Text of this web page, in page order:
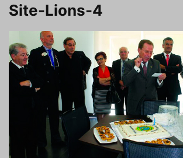
Site-Lions-4